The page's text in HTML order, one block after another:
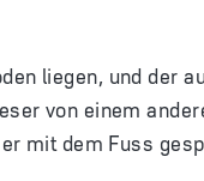
liegen, und der
von einem
mit dem Fuss